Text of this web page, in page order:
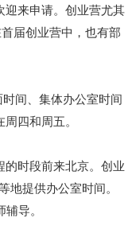
迎来申请。创业营尤其
届创业营中，也有部
间、集体办公室时间
四和周五。
时段前来北京。创业
地提供办公室时间。
导。